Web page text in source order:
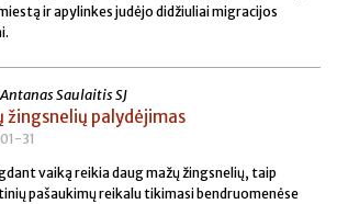
ir apylinkes judėjo didžiuliai migracijos
Saulaitis SJ
žingsnelių palydėjimas
31
vaiką reikia daug mažų žingsnelių, taip
pašaukimų reikalu tikimasi bendruomenėse